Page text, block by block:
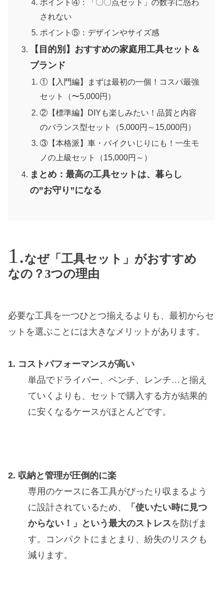
ポイント④：「〇〇点セット」の数字に惑わ
されない
ポイント⑤：デザインやサイズ感
【目的別】おすすめの家庭用工具セット＆
ブランド
①【入門編】まずは最初の一個！コスパ最強
セット（〜5,000円）
②【標準編】DIYも楽しみたい！品質と内容
のバランス型セット（5,000円～15,000円）
③【本格派】車・バイクいじりにも！一生モ
ノの上級セット（15,000円～）
まとめ：最高の工具セットは、暮らし
の”お守り”になる
なぜ「工具セット」がおすすめ
なの？3つの理由
必要な工具を一つひとつ揃えるよりも、最初からセ
ットを選ぶことには大きなメリットがあります。
1. コストパフォーマンスが高い
単品でドライバー、ペンチ、レンチ…と揃え
ていくよりも、セットで購入する方が結果的
に安くなるケースがほとんどです。
2. 収納と管理が圧倒的に楽
専用のケースに各工具がぴったり収まるよう
に設計されているため、
「使いたい時に見つ
からない！」という最大のストレスを防げま
す。コンパクトにまとまり、紛失のリスクも
減ります。